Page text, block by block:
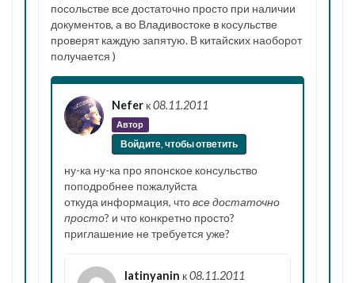
посольстве все достаточно просто при наличии
документов, а во Владивостоке в косульстве
проверят каждую запятую. В китайских наоборот
получается )
Nefer к08.11.2011
Автор
Войдите, чтобы ответить
ну-ка ну-ка про японское консульство
поподробнее пожалуйста
откуда информация, чтовсе достаточно
просто? и что конкретно просто?
приглашение не требуется уже?
latinyanin к08.11.2011